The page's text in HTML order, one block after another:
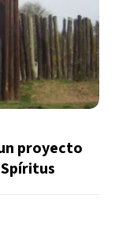
proyecto